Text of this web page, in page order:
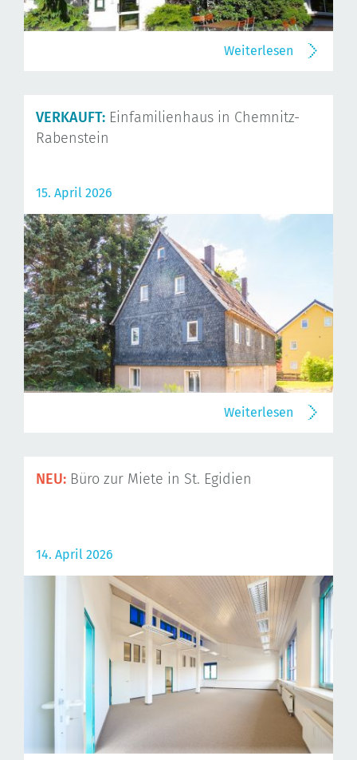
Weiterlesen
VERKAUFT: Einfamilienhaus in Chemnitz-
Rabenstein
15. April 2026
Weiterlesen
NEU: Büro zur Miete in St. Egidien
14. April 2026